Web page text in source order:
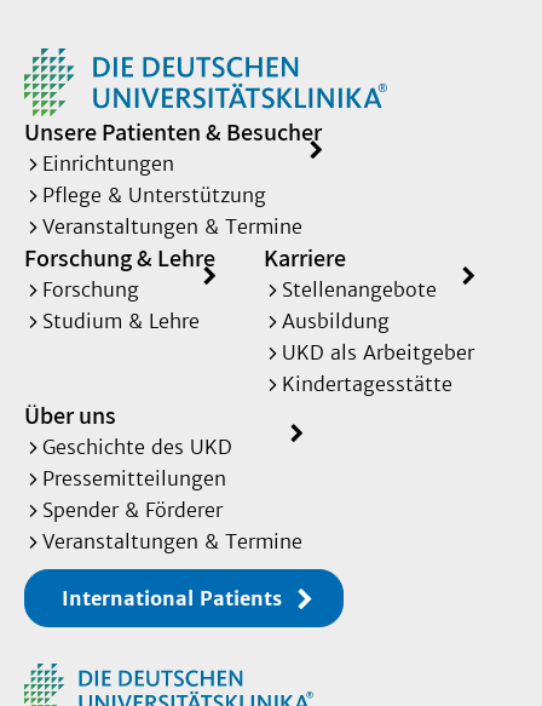
Unsere Patienten & Besucher
Einrichtungen
Pflege & Unterstützung
Veranstaltungen & Termine
Forschung & Lehre
Forschung
Studium & Lehre
Karriere
Stellenangebote
Ausbildung
UKD als Arbeitgeber
Kindertagesstätte
Über uns
Geschichte des UKD
Pressemitteilungen
Spender & Förderer
Veranstaltungen & Termine
International Patients